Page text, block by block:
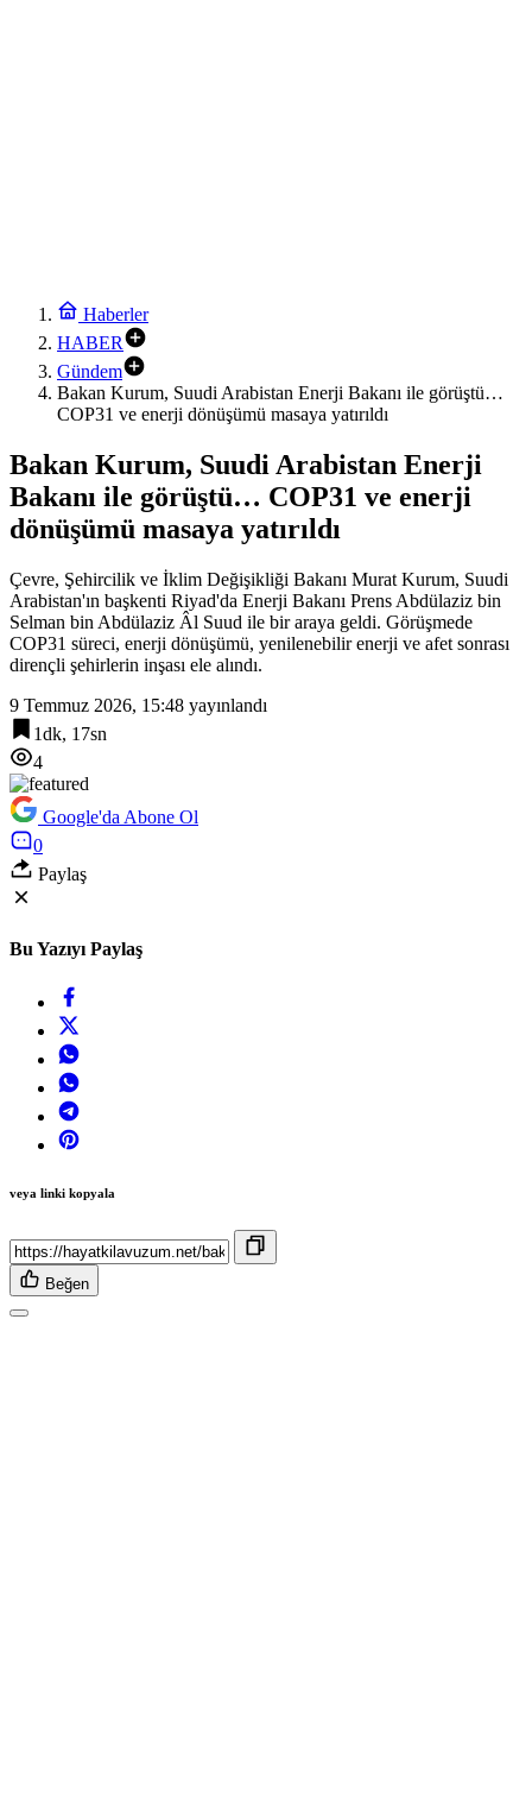
Haberler
HABER
Gündem
Bakan Kurum, Suudi Arabistan Enerji Bakanı ile görüştü…
COP31 ve enerji dönüşümü masaya yatırıldı
Bakan Kurum, Suudi Arabistan Enerji
Bakanı ile görüştü… COP31 ve enerji
dönüşümü masaya yatırıldı
Çevre, Şehircilik ve İklim Değişikliği Bakanı Murat Kurum, Suudi
Arabistan'ın başkenti Riyad'da Enerji Bakanı Prens Abdülaziz bin
Selman bin Abdülaziz Âl Suud ile bir araya geldi. Görüşmede
COP31 süreci, enerji dönüşümü, yenilenebilir enerji ve afet sonrası
dirençli şehirlerin inşası ele alındı.
9 Temmuz 2026, 15:48 yayınlandı
1dk, 17sn
4
Google'da Abone Ol
0
Paylaş
Bu Yazıyı Paylaş
veya linki kopyala
Beğen